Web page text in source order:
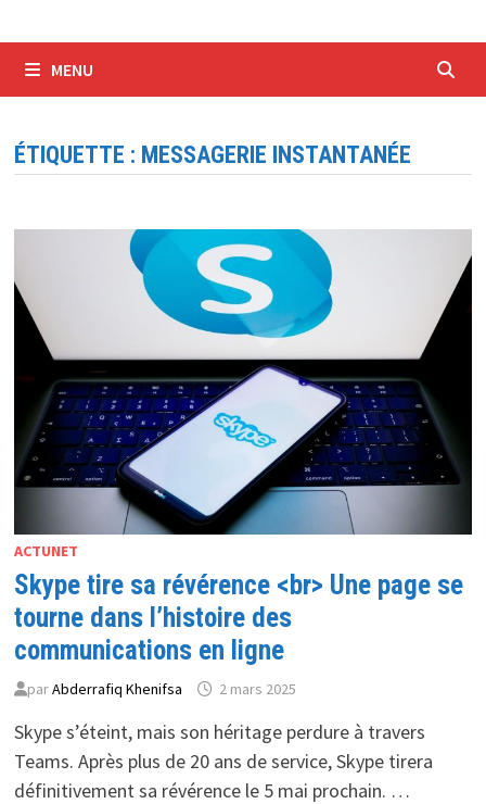
MENU
ÉTIQUETTE : MESSAGERIE INSTANTANÉE
ACTUNET
Skype tire sa révérence <br> Une page se
tourne dans l’histoire des
communications en ligne
parAbderrafiq Khenifsa 2 mars 2025
Skype s’éteint, mais son héritage perdure à travers
Teams. Après plus de 20 ans de service, Skype tirera
définitivement sa révérence le 5 mai prochain. …